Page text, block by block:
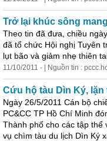
Trở lại khúc sông
Theo tin đã đưa, chiều
đã tổ chức Hội nghị Tuyên
lụt bão và giảm nhẹ thiên tai
11/10/2011 - | Nguồn tin :
Cứu hộ tàu Dìn Ký,
Ngày 26/5/2011 Cán bộ
PC&CC TP Hồ Chí Minh
Thành phố cho các tập
vụ chìm tàu du lịch Dìn Ký